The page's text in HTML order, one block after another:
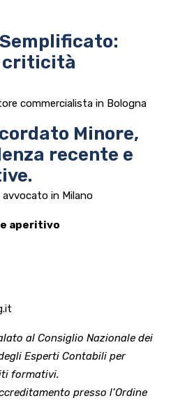
criticità
commercialista in Bologna
Minore,
recente e
avvocato in Milano
e aperitivo
al Consiglio Nazionale dei
Esperti Contabili per
formativi.
presso l’Ordine